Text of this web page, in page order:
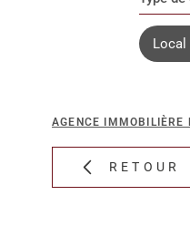
Local
AGENCE IMMOBILIÈRE
RETOUR